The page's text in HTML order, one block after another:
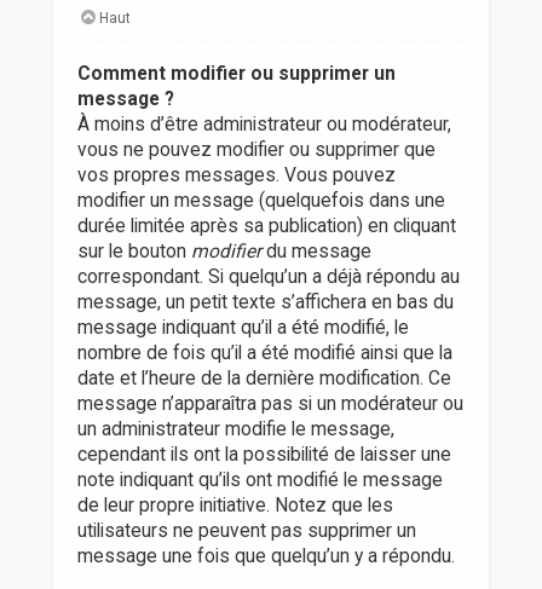
Haut
Comment modifier ou supprimer un
message ?
À moins d’être administrateur ou modérateur,
vous ne pouvez modifier ou supprimer que
vos propres messages. Vous pouvez
modifier un message (quelquefois dans une
durée limitée après sa publication) en cliquant
sur le bouton modifierdu message
correspondant. Si quelqu’un a déjà répondu au
message, un petit texte s’affichera en bas du
message indiquant qu’il a été modifié, le
nombre de fois qu’il a été modifié ainsi que la
date et l’heure de la dernière modification. Ce
message n’apparaîtra pas si un modérateur ou
un administrateur modifie le message,
cependant ils ont la possibilité de laisser une
note indiquant qu’ils ont modifié le message
de leur propre initiative. Notez que les
utilisateurs ne peuvent pas supprimer un
message une fois que quelqu’un y a répondu.